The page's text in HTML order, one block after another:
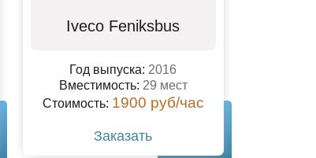
Iveco Feniksbus
Год выпуска: 2016
Вместимость: 29 мест
Стоимость: 1900 руб/час
Заказать